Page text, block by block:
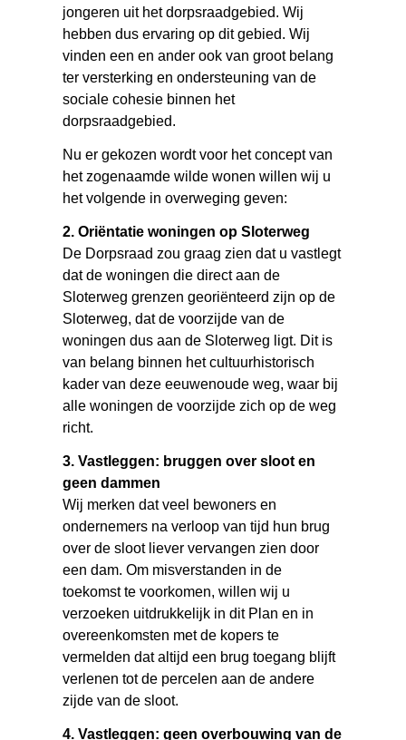
jongeren uit het dorpsraadgebied. Wij
hebben dus ervaring op dit gebied. Wij
vinden een en ander ook van groot belang
ter versterking en ondersteuning van de
sociale cohesie binnen het
dorpsraadgebied.
Nu er gekozen wordt voor het concept van
het zogenaamde wilde wonen willen wij u
het volgende in overweging geven:
2. Oriëntatie woningen op Sloterweg
De Dorpsraad zou graag zien dat u vastlegt
dat de woningen die direct aan de
Sloterweg grenzen georiënteerd zijn op de
Sloterweg, dat de voorzijde van de
woningen dus aan de Sloterweg ligt. Dit is
van belang binnen het cultuurhistorisch
kader van deze eeuwenoude weg, waar bij
alle woningen de voorzijde zich op de weg
richt.
3. Vastleggen: bruggen over sloot en
geen dammen
Wij merken dat veel bewoners en
ondernemers na verloop van tijd hun brug
over de sloot liever vervangen zien door
een dam. Om misverstanden in de
toekomst te voorkomen, willen wij u
verzoeken uitdrukkelijk in dit Plan en in
overeenkomsten met de kopers te
vermelden dat altijd een brug toegang blijft
verlenen tot de percelen aan de andere
zijde van de sloot.
4. Vastleggen: geen overbouwing van de